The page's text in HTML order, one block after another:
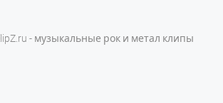
- музыкальные рок и метал клипы